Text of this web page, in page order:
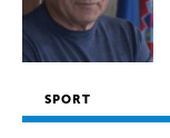
SPORT